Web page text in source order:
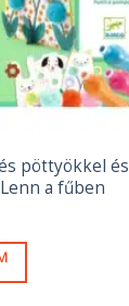
pöttyökkel és
a fűben